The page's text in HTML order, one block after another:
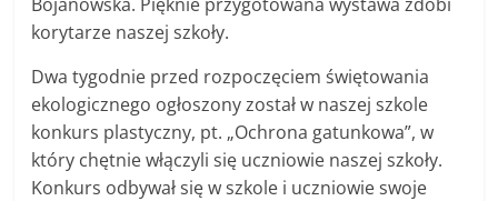
korytarze naszej szkoły.
Dwa tygodnie przed rozpoczęciem świętowania
ekologicznego ogłoszony został w naszej szkole
konkurs plastyczny, pt. „Ochrona gatunkowa”, w
który chętnie włączyli się uczniowie naszej szkoły.
Konkurs odbywał się w szkole i uczniowie swoje